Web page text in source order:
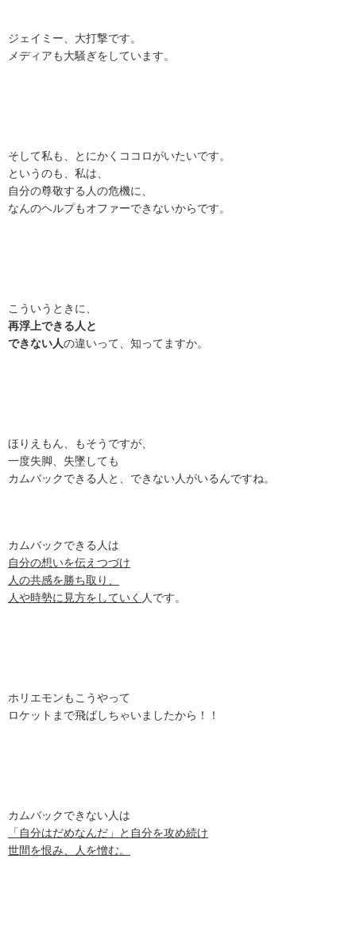
ジェイミー、大打撃です。
メディアも大騒ぎをしています。
そして私も、とにかくココロがいたいです。
というのも、私は、
自分の尊敬する人の危機に、
なんのヘルプもオファーできないからです。
こういうときに、
再浮上できる人と
できない人の違いって、知ってますか。
ほりえもん、もそうですが、
一度失脚、失墜しても
カムバックできる人と、できない人がいるんですね。
カムバックできる人は
自分の想いを伝えつづけ
人の共感を勝ち取り、
人や時勢に見方をしていく 人です。
ホリエモンもこうやって
ロケットまで飛ばしちゃいましたから！！
カムバックできない人は
「自分はだめなんだ」と自分を攻め続け
世間を恨み、人を憎む。